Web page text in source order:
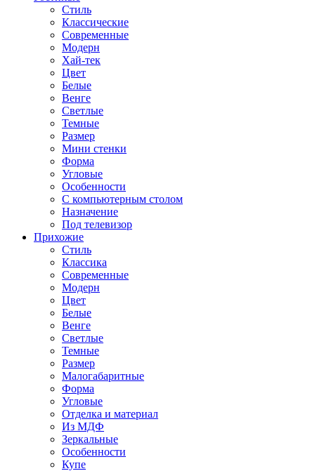
Стиль
Классические
Современные
Модерн
Хай-тек
Цвет
Белые
Венге
Светлые
Темные
Размер
Мини стенки
Форма
Угловые
Особенности
С компьютерным столом
Назначение
Под телевизор
Прихожие
Стиль
Классика
Современные
Модерн
Цвет
Белые
Венге
Светлые
Темные
Размер
Малогабаритные
Форма
Угловые
Отделка и материал
Из МДФ
Зеркальные
Особенности
Купе